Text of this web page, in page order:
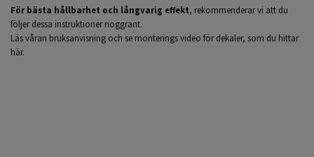
För bästa hållbarhet och långvarig effekt, rekommenderar vi att du
följer dessa instruktioner noggrant.
Läs våran bruksanvisning och se monterings video för dekaler, som du hittar
här.